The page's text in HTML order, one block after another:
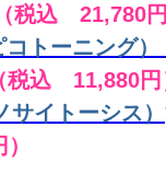
税込 21,780円
コトーニング
税込 11,880円
イトーシス）